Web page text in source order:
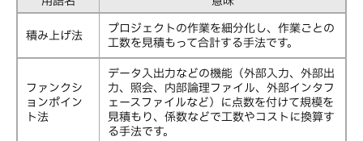
積み上げ法
プロジェクトの作業を細分化し、作業ごとの
工数を見積もって合計する手法です。
ファンクシ
ョンポイン
ト法
データ入出力などの機能（外部入力、外部出
力、照会、内部論理ファイル、外部インタフ
ェースファイルなど）に点数を付けて規模を
見積もり、係数などで工数やコストに換算す
る手法です。